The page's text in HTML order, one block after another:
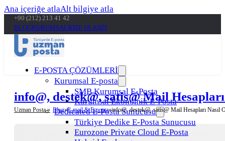
Ana içeriğe atlaAlt bilgiye atla
+90 (212) 213 41 42
BLOGKURUMSALBİZE ULAŞIN
E-POSTA ÇÖZÜMLERİ
Kurumsal E-posta
SMB Kurumsal E-Posta
Kurumsal Ekonomik E-Posta
Dedicated E-Posta Sunucusu
Türkiye Dedike E-Posta Sunucusu
Eurozone Private Cloud E-Posta
info@, destek@, satis@ Mail
Uzman Posta » Blog E-mail & E-posta info@, destek@, satis@ Mail Hesapları Nasıl